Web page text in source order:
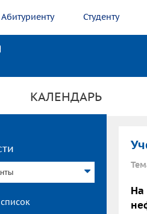
Абитуриенту Студенту
КАЛЕНДАРЬ